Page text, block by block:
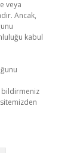
veya
Ancak,
kabul